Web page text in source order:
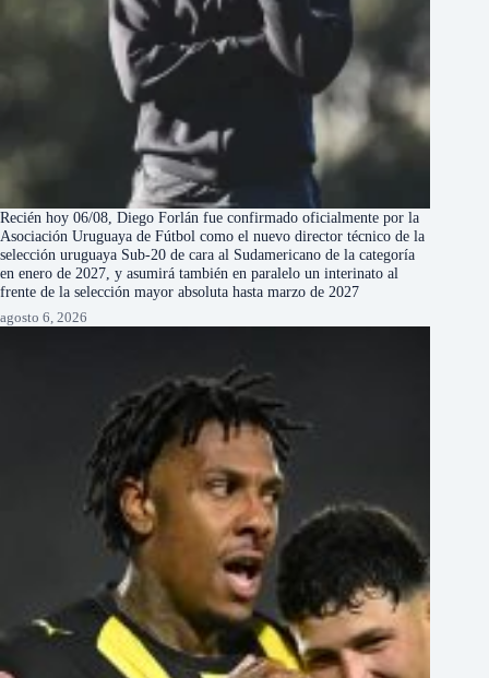
Recién hoy 06/08, Diego Forlán fue confirmado oficialmente por la
Asociación Uruguaya de Fútbol como el nuevo director técnico de la
selección uruguaya Sub-20 de cara al Sudamericano de la categoría
en enero de 2027, y asumirá también en paralelo un interinato al
frente de la selección mayor absoluta hasta marzo de 2027
agosto 6, 2026